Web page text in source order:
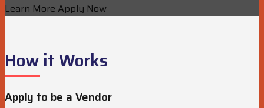
Learn More Apply Now
How it Works
Apply to be a Vendor